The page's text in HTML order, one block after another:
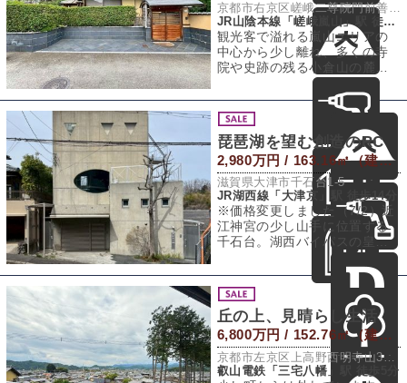
JR山陰本線「嵯峨嵐山」駅 徒歩21分
観光客で溢れる嵐山エリアの
中心から少し離れ、多くの寺
院や史跡の残る小倉山の麓。
見渡せば周囲の山や竹林の緑
が目に入り、耳を
琵琶湖を望む創造のRC
2,980万円 / 163.16㎡（建物） 172.15㎡（敷地）
滋賀県大津市千石台1-5
JR湖西線「大津京」駅 徒歩14分
※価格変更しました（7/2）近
江神宮の少し山手に位置する
千石台。湖西バイパスの皇子
山ランプのすぐ脇にあり100世
帯ほどか
丘の上、見晴らし生活
6,800万円 / 152.76㎡（建物） 204.4㎡（敷地）
京都市左京区上高野西明寺山33ー10
叡山電鉄「三宅八幡」駅 徒歩5分